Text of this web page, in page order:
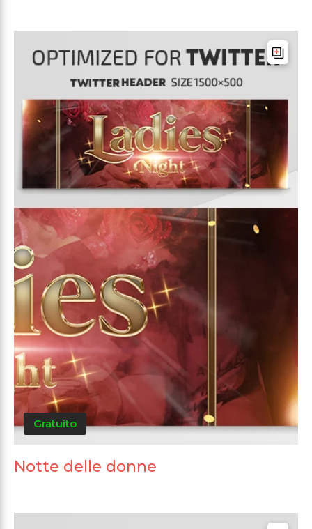
Gratuito
Notte delle donne